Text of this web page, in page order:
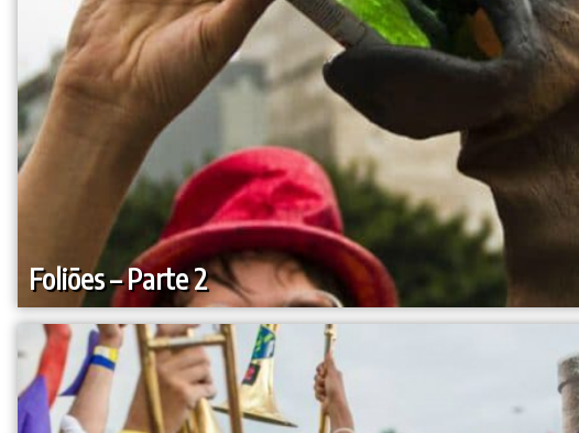
Foliões – Parte 2